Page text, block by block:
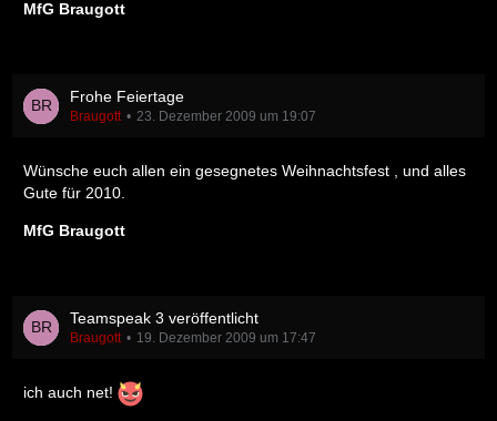
MfG Braugott
Frohe Feiertage
Braugott 23. Dezember 2009 um 19:07
Wünsche euch allen ein gesegnetes Weihnachtsfest , und alles
Gute für 2010.
MfG Braugott
Teamspeak 3 veröffentlicht
Braugott 19. Dezember 2009 um 17:47
ich auch net!